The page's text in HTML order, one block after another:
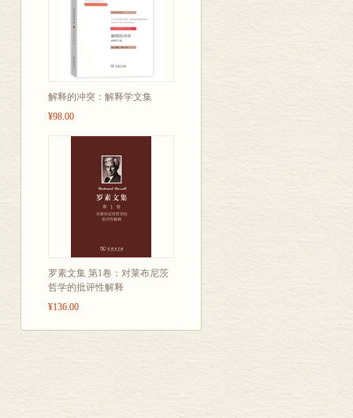
解释的冲突：解释学文集
¥98.00
罗素文集 第1卷：对莱布尼茨
哲学的批评性解释
¥136.00